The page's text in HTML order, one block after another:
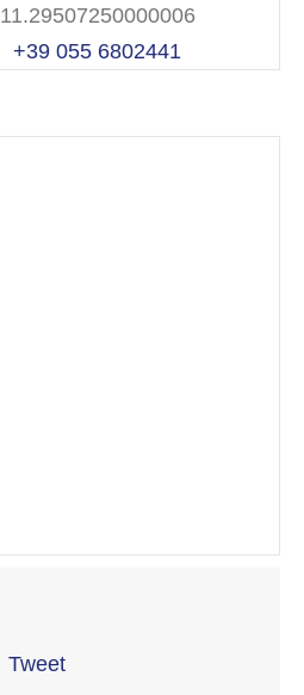
11.29507250000006
+39 055 6802441
Tweet